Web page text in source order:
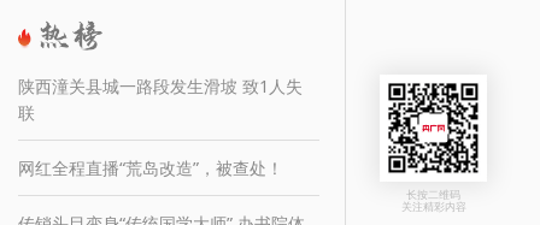
陕西潼关县城一路段发生滑坡 致1人失
联
网红全程直播“荒岛改造”，被查处！
长按二维码
关注精彩内容